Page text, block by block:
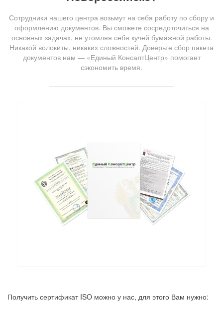
Сотрудники нашего центра возьмут на себя работу по сбору и
оформлению документов. Вы сможете сосредоточиться на
основных задачах, не утомляя себя кучей бумажной работы.
Никакой волокиты, никаких сложностей. Доверьте сбор пакета
документов нам — «Единый КонсалтЦентр» помогает
сэкономить время.
Получить сертификат ISO можно у нас, для этого Вам нужно: